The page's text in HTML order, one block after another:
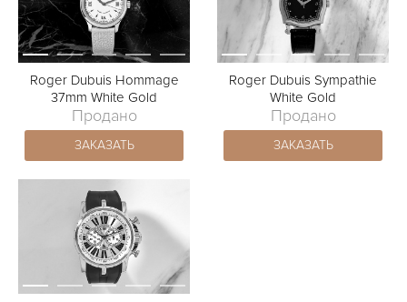
Roger Dubuis Hommage
37mm White Gold
Продано
ЗАКАЗАТЬ
Roger Dubuis Sympathie
White Gold
Продано
ЗАКАЗАТЬ